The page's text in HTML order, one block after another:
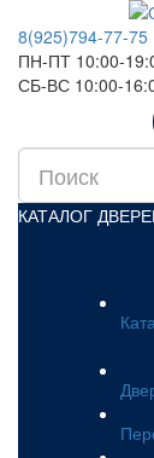
8(925)794-77-75
ПН-ПТ 10:00-
СБ-ВС 10:00-
КАТАЛОГ